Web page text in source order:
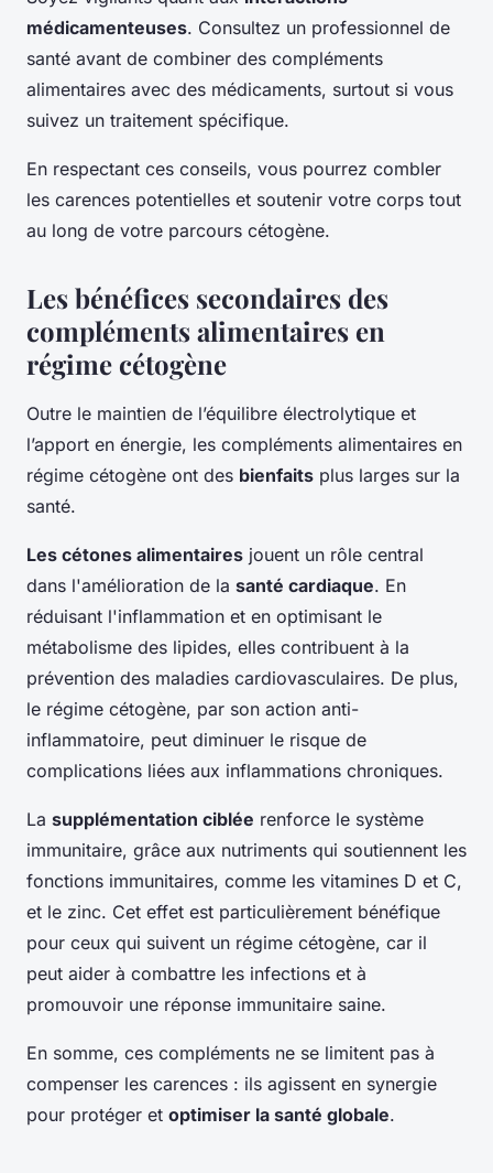
médicamenteuses. Consultez un professionnel de
santé avant de combiner des compléments
alimentaires avec des médicaments, surtout si vous
suivez un traitement spécifique.
En respectant ces conseils, vous pourrez combler
les carences potentielles et soutenir votre corps tout
au long de votre parcours cétogène.
Les bénéfices secondaires des
compléments alimentaires en
régime cétogène
Outre le maintien de l’équilibre électrolytique et
l’apport en énergie, les compléments alimentaires en
régime cétogène ont des bienfaits plus larges sur la
santé.
Les cétones alimentaires jouent un rôle central
dans l'amélioration de la santé cardiaque. En
réduisant l'inflammation et en optimisant le
métabolisme des lipides, elles contribuent à la
prévention des maladies cardiovasculaires. De plus,
le régime cétogène, par son action anti-
inflammatoire, peut diminuer le risque de
complications liées aux inflammations chroniques.
La supplémentation ciblée renforce le système
immunitaire, grâce aux nutriments qui soutiennent les
fonctions immunitaires, comme les vitamines D et C,
et le zinc. Cet effet est particulièrement bénéfique
pour ceux qui suivent un régime cétogène, car il
peut aider à combattre les infections et à
promouvoir une réponse immunitaire saine.
En somme, ces compléments ne se limitent pas à
compenser les carences : ils agissent en synergie
pour protéger et optimiser la santé globale.